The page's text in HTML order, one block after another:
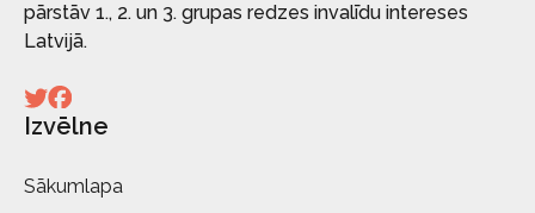
pārstāv 1., 2. un 3. grupas redzes invalīdu intereses
Latvijā.
Izvēlne
Sākumlapa